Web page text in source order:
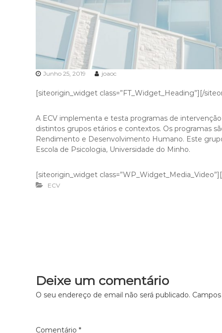
Junho 25, 2019 joaoc
[siteorigin_widget class=”FT_Widget_Heading”] [/
A ECV implementa e testa programas de
distintos grupos etários e contextos. Os programas
Rendimento e Desenvolvimento Humano. Este
Escola de Psicologia, Universidade do Minho.
[siteorigin_widget class=”WP_Widget_Media_Video”]
ECV
v
e
g
Deixe um comentário
O seu endereço de email não será publicado.
Comentário *